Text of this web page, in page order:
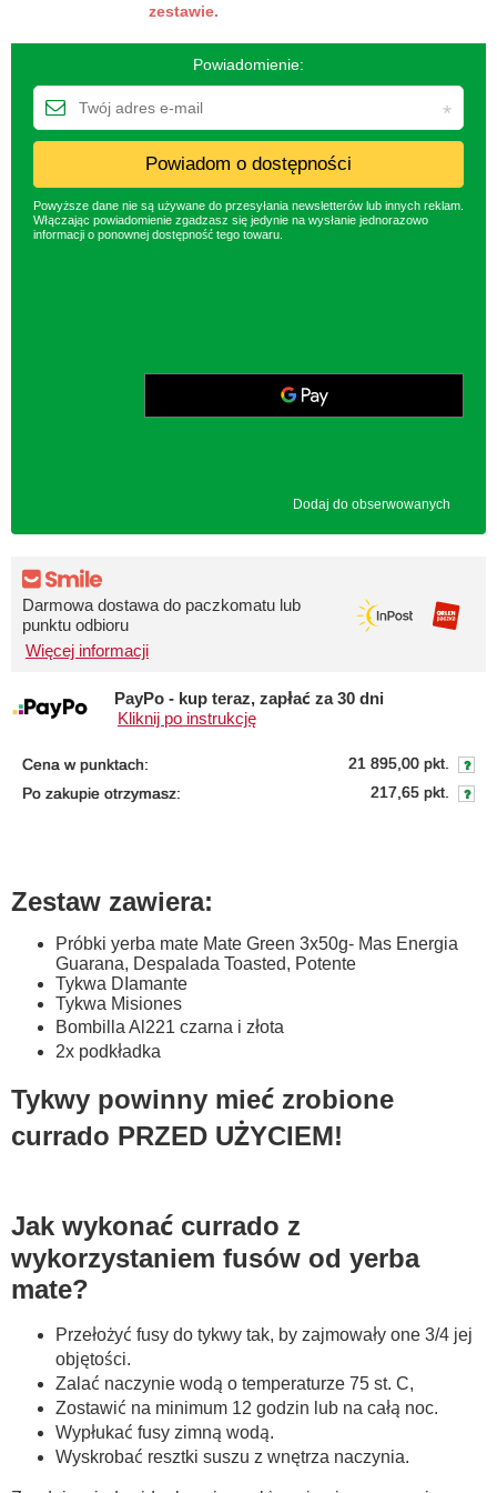
zestawie.
Powiadomienie:
Powiadom o dostępności
Powyższe dane nie są używane do przesyłania newsletterów lub innych reklam.
Włączając powiadomienie zgadzasz się jedynie na wysłanie jednorazowo
informacji o ponownej dostępność tego towaru.
Dodaj do obserwowanych
Darmowa dostawa do paczkomatu lub
punktu odbioru
Więcej informacji
PayPo - kup teraz, zapłać za 30 dni
Kliknij po instrukcję
Cena w punktach:
21 895,00 pkt.
Po zakupie otrzymasz:
217,65 pkt.
Zestaw zawiera:
Próbki yerba mate Mate Green 3x50g- Mas Energia
Guarana, Despalada Toasted, Potente
Tykwa DIamante
Tykwa Misiones
Bombilla Al221 czarna i złota
2x podkładka
Tykwy powinny mieć zrobione
currado PRZED UŻYCIEM!
Jak wykonać currado z
wykorzystaniem fusów od yerba
mate?
Przełożyć fusy do tykwy tak, by zajmowały one 3/4 jej
objętości.
Zalać naczynie wodą o temperaturze 75 st. C,
Zostawić na minimum 12 godzin lub na całą noc.
Wypłukać fusy zimną wodą.
Wyskrobać resztki suszu z wnętrza naczynia.